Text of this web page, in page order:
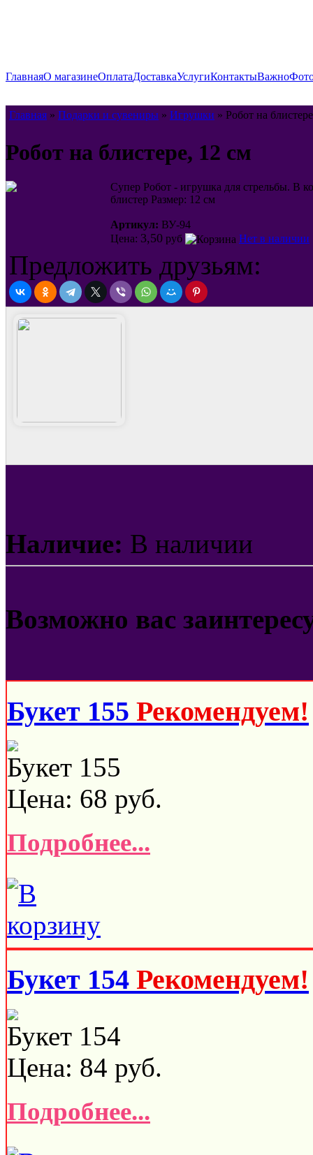
ГлавнаяО магазинеОплатаДоставкаУслугиКонтактыВажно
Главная » Подарки и сувениры » Игрушки » Робот на
Робот на блистере, 12 см
Супер Робот - игрушка для стрельбы. В
блистер Размер: 12 см
Артикул: ВУ-94
Цена: 3,50 руб Нет в наличии
Предложить друзьям:
Наличие: В наличии
Возможно вас
Букет 155 Рекомендуем!
Букет 155
Цена: 68 руб.
Подробнее...
Букет 154 Рекомендуем!
Букет 154
Цена: 84 руб.
Подробнее...